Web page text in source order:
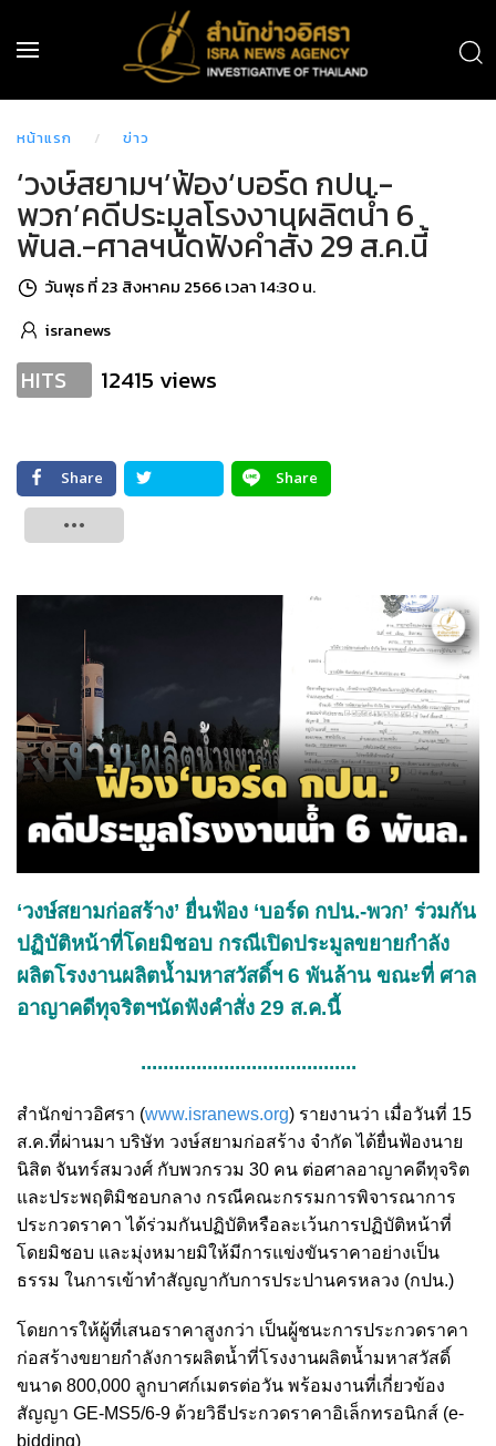
หน้าแรก ข่าว
‘วงษ์สยามฯ’ฟ้อง‘บอร์ด กปน.-
พวก’คดีประมูลโรงงานผลิตน้ำ 6
พันล.-ศาลฯนัดฟังคำสั่ง 29 ส.ค.นี้
วันพุธ ที่ 23 สิงหาคม 2566 เวลา 14:30 น.
isranews
HITS 12415 views
Share
Share
‘วงษ์สยามก่อสร้าง’ ยื่นฟ้อง ‘บอร์ด กปน.-พวก’ ร่วมกัน
ปฏิบัติหน้าที่โดยมิชอบ กรณีเปิดประมูลขยายกำลัง
ผลิตโรงงานผลิตน้ำมหาสวัสดิ์ฯ 6 พันล้าน ขณะที่ ศาล
อาญาคดีทุจริตฯนัดฟังคำสั่ง 29 ส.ค.นี้
.......................................
สำนักข่าวอิศรา (www.isranews.org) รายงานว่า เมื่อวันที่ 15
ส.ค.ที่ผ่านมา บริษัท วงษ์สยามก่อสร้าง จำกัด ได้ยื่นฟ้องนาย
นิสิต จันทร์สมวงศ์ กับพวกรวม 30 คน ต่อศาลอาญาคดีทุจริต
และประพฤติมิชอบกลาง กรณีคณะกรรมการพิจารณาการ
ประกวดราคา ได้ร่วมกันปฏิบัติหรือละเว้นการปฏิบัติหน้าที่
โดยมิชอบ และมุ่งหมายมิให้มีการแข่งขันราคาอย่างเป็น
ธรรม ในการเข้าทำสัญญากับการประปานครหลวง (กปน.)
โดยการให้ผู้ที่เสนอราคาสูงกว่า เป็นผู้ชนะการประกวดราคา
ก่อสร้างขยายกำลังการผลิตน้ำที่โรงงานผลิตน้ำมหาสวัสดิ์
ขนาด 800,000 ลูกบาศก์เมตรต่อวัน พร้อมงานที่เกี่ยวข้อง
สัญญา GE-MS5/6-9 ด้วยวิธีประกวดราคาอิเล็กทรอนิกส์ (e-
bidding)